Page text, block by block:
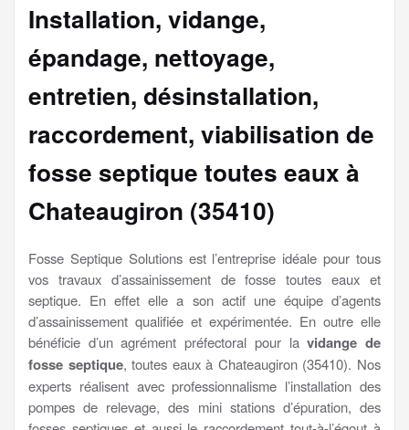
Installation, vidange,
épandage, nettoyage,
entretien, désinstallation,
raccordement, viabilisation de
fosse septique toutes eaux à
Chateaugiron (35410)
Fosse Septique Solutions est l’entreprise idéale pour tous
vos travaux d’assainissement de fosse toutes eaux et
septique. En effet elle a son actif une équipe d’agents
d’assainissement qualifiée et expérimentée. En outre elle
bénéficie d’un agrément préfectoral pour lavidange de
fosse septique, toutes eaux à Chateaugiron (35410). Nos
experts réalisent avec professionnalisme l’installation des
pompes de relevage, des mini stations d’épuration, des